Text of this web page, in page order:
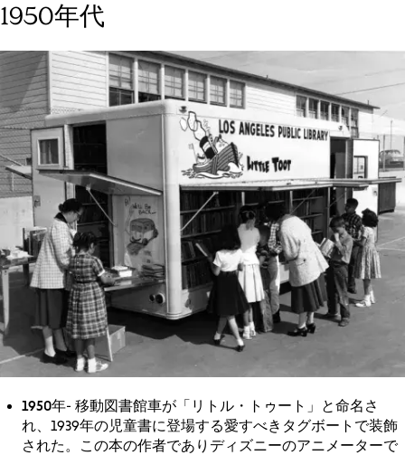
1950年代
1950年- 移動図書館車が「リトル・トゥート」と命名さ
れ、1939年の児童書に登場する愛すべきタグボートで装飾
された。この本の作者でありディズニーのアニメーターで